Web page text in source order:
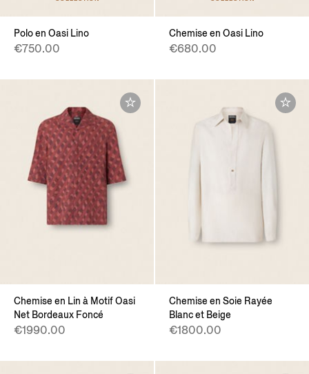
Polo en Oasi Lino
€750.00
Chemise en Oasi Lino
€680.00
Chemise en Lin à Motif Oasi
Net Bordeaux Foncé
€1990.00
Chemise en Soie Rayée
Blanc et Beige
€1800.00